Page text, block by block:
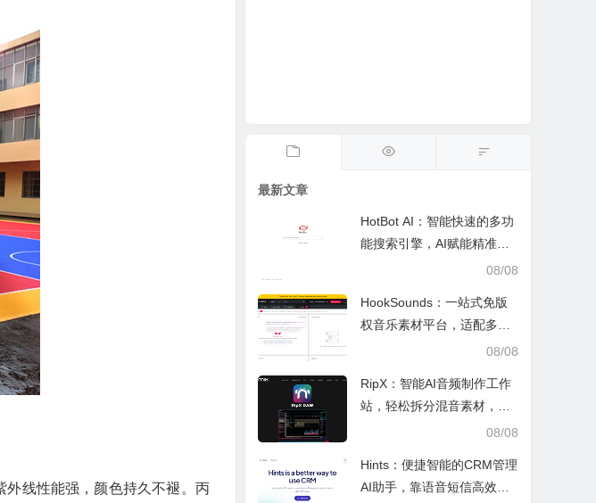
外线性能强，颜色持久不褪。丙
最新文章
HotBot AI：智能快速的多功
能搜索引擎，AI赋能精准检
08/08
HookSounds：一站式免版
权音乐素材平台，适配多场
08/08
RipX：智能AI音频制作工作
站，轻松拆分混音素材，助
08/08
Hints：便捷智能的CRM管理
AI助手，靠语音短信高效办